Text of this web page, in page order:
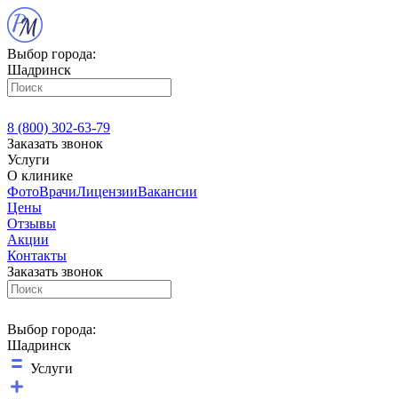
Выбор города:
Шадринск
8 (800) 302-63-79
Заказать звонок
Услуги
О клинике
ФотоВрачиЛицензииВакансии
Цены
Отзывы
Акции
Контакты
Заказать звонок
Выбор города:
Шадринск
Услуги